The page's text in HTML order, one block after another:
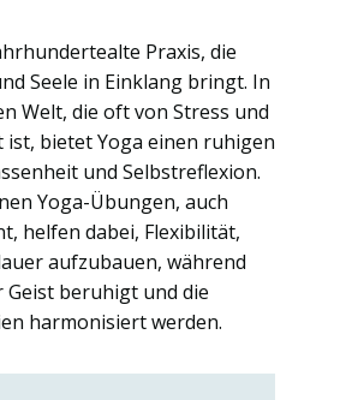
Praxis, die
Seele in Einklang bringt. In
Welt, die oft von Stress und
bietet Yoga einen ruhigen
und Selbstreflexion.
Yoga-Übungen, auch
helfen dabei, Flexibilität,
aufzubauen, während
Geist beruhigt und die
harmonisiert werden.